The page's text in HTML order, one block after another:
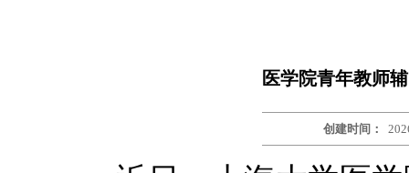
医学院青年教师
创建时间：